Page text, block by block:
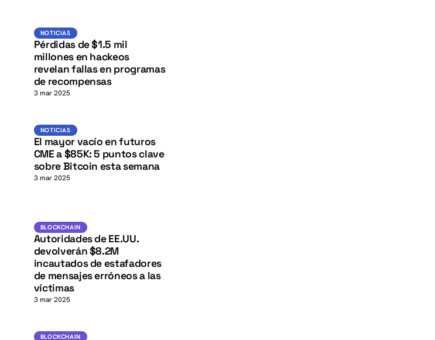
Noticias
NOTICIAS
Pérdidas de $1.5 mil
millones en hackeos
revelan fallas en programas
de recompensas
3 mar 2025
NOTICIAS K
NOTICIAS
El mayor vacío en futuros
CME a $85K: 5 puntos clave
sobre Bitcoin esta semana
3 mar 2025
Blockchain
K
BLOCKCHAIN
Autoridades de EE.UU.
devolverán $8.2M
incautados de estafadores
de mensajes erróneos a las
víctimas
3 mar 2025
Blockchain
BLOCKCHAIN